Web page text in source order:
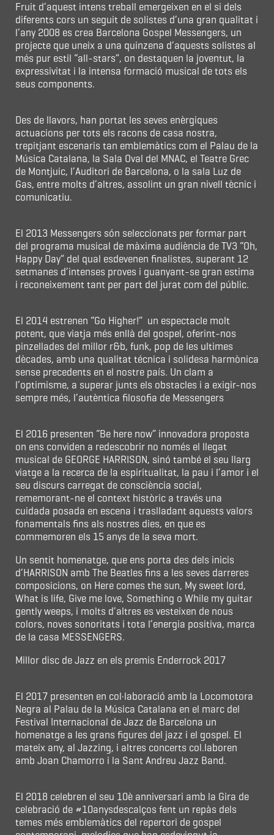
Fruit d’aquest intens treball emergeixen en el si dels
diferents cors un seguit de solistes d’una gran qualitat i
l’any 2008 es crea Barcelona Gospel Messengers, un
projecte que uneix a una quinzena d’aquests solistes al
més pur estil “all-stars”, on destaquen la joventut, la
expressivitat i la intensa formació musical de tots els
seus components.
Des de llavors, han portat les seves enèrgiques
actuacions per tots els racons de casa nostra,
trepitjant escenaris tan emblemàtics com el Palau de la
Música Catalana, la Sala Oval del MNAC, el Teatre Grec
de Montjuic, l’Auditori de Barcelona, o la sala Luz de
Gas, entre molts d’altres, assolint un gran nivell tècnic i
comunicatiu.
El 2013 Messengers són seleccionats per formar part
del programa musical de màxima audiència de TV3 “Oh,
Happy Day” del qual esdevenen finalistes, superant 12
setmanes d’intenses proves i guanyant-se gran estima
i reconeixement tant per part del jurat com del públic.
El 2014 estrenen “Go Higher!” un espectacle molt
potent, que viatja més enllà del gospel, oferint-nos
pinzellades del millor r&b, funk, pop de les ultimes
dècades, amb una qualitat técnica i solidesa harmònica
sense precedents en el nostre país. Un clam a
l’optimisme, a superar junts els obstacles i a exigir-nos
sempre més, l’autèntica filosofia de Messengers
El 2016 presenten “Be here now” innovadora proposta
on ens conviden a redescobrir no només el llegat
musical de GEORGE HARRISON, sinó també el seu llarg
viatge a la recerca de la espiritualitat, la pau i l’amor i el
seu discurs carregat de consciència social,
rememorant-ne el context històric a través una
cuidada posada en escena i traslladant aquests valors
fonamentals fins als nostres dies, en que es
commemoren els 15 anys de la seva mort.
Un sentit homenatge, que ens porta des dels inicis
d’HARRISON amb The Beatles fins a les seves darreres
composicions, on Here comes the sun, My sweet lord,
What is life, Give me love, Something o While my guitar
gently weeps, i molts d’altres es vesteixen de nous
colors, noves sonoritats i tota l’energia positiva, marca
de la casa MESSENGERS.
Millor disc de Jazz en els premis Enderrock 2017
El 2017 presenten en col·laboració amb la Locomotora
Negra al Palau de la Música Catalana en el marc del
Festival Internacional de Jazz de Barcelona un
homenatge a les grans figures del jazz i el gospel. El
mateix any, al Jazzing, i altres concerts col.laboren
amb Joan Chamorro i la Sant Andreu Jazz Band.
El 2018 celebren el seu 10è anniversari amb la Gira de
celebració de #10anysdescalços fent un repàs dels
temes més emblemàtics del repertori de gospel